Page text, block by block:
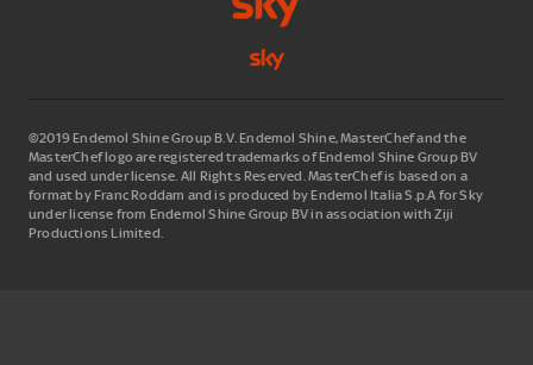
©2019 Endemol Shine Group B.V. Endemol Shine, MasterChef and the
MasterChef logo are registered trademarks of Endemol Shine Group BV
and used under license. All Rights Reserved. MasterChef is based on a
format by Franc Roddam and is produced by Endemol Italia S.p.A for Sky
under license from Endemol Shine Group BV in association with Ziji
Productions Limited.